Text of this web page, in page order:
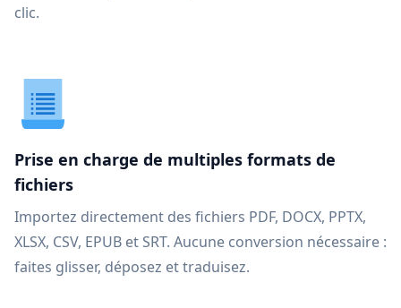
clic.
Prise en charge de multiples formats de
fichiers
Importez directement des fichiers PDF, DOCX, PPTX,
XLSX, CSV, EPUB et SRT. Aucune conversion nécessaire :
faites glisser, déposez et traduisez.